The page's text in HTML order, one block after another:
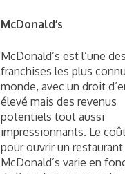
McDonald’s
McDonald’s est l’une des
franchises les plus
monde, avec un droit
élevé mais des revenus
potentiels tout aussi
impressionnants. Le
pour ouvrir un restaurant
McDonald’s varie en